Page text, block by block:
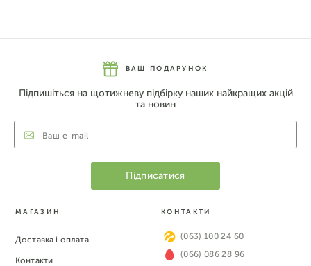
ВАШ ПОДАРУНОК
Підпишіться на щотижневу підбірку наших найкращих акцій
та новин
МАГАЗИН
Доставка і оплата
Контакти
КОНТАКТИ
(063) 100 24 60
(066) 086 28 96